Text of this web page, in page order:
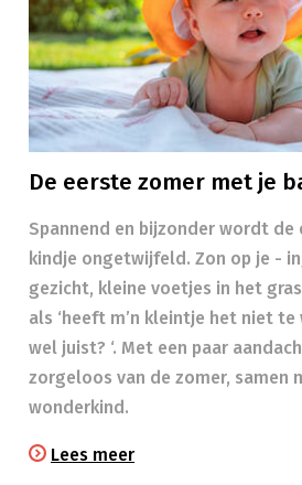
De eerste zomer met je
Spannend en bijzonder wordt
kindje ongetwijfeld. Zon op je -
gezicht, kleine voetjes in het
als ‘heeft m’n kleintje het niet te
wel juist? ‘. Met een paar
zorgeloos van de zomer, samen
wonderkind.
Lees meer